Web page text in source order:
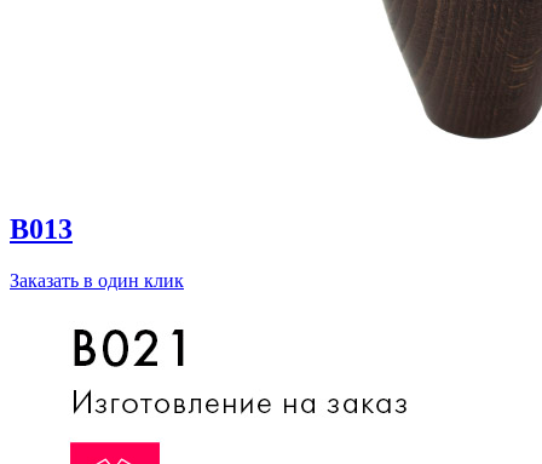
B013
Заказать в один клик